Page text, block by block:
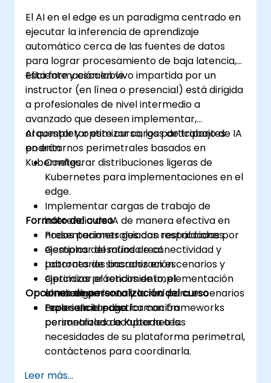
El AI en el edge es un paradigma centrado en
ejecutar la inferencia de aprendizaje
automático cerca de las fuentes de datos
para lograr procesamiento de baja latencia,
eficiente y escalable.
Esta formación en vivo impartida por un
instructor (en línea o presencial) está dirigida
a profesionales de nivel intermedio a
avanzado que deseen implementar,
orquestar y optimizar cargas de trabajo de IA
en entornos perimetrales basados en
Kubernetes.
Al completar este curso, los participantes
podrán:
Configurar distribuciones ligeras de
Kubernetes para implementaciones en el
edge.
Implementar cargas de trabajo de
inferencia de IA de manera efectiva en
nodos perimetrales con restricciones.
Gestionar desafíos de conectividad y
patrones de sincronización.
Optimizar el rendimiento, el
almacenamiento y la red para escenarios
reales en el edge.
Formato del curso
Presentaciones guiadas respaldadas por
ejemplos del mundo real.
Laboratorios basados en escenarios y
ejercicios prácticos de implementación
en el edge.
Experiencia práctica con frameworks
perimetrales de Kubernetes.
Opciones de personalización del curso
Para solicitar una formación
personalizada adaptada a las
necesidades de su plataforma perimetral,
contáctenos para coordinarla.
Leer más...